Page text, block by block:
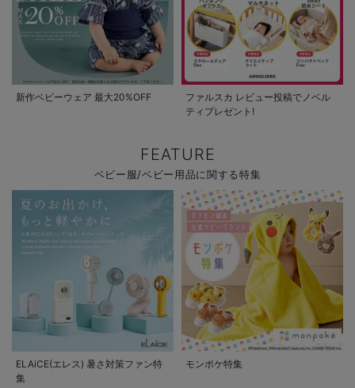
新作ベビーウェア 最大20%OFF
ファルスカ レビュー投稿でノベル
ティプレゼント!
FEATURE
ベビー服/ベビー用品に関する特集
ELAiCE(エレス) 暑さ対策ファン特
集
モンポケ特集